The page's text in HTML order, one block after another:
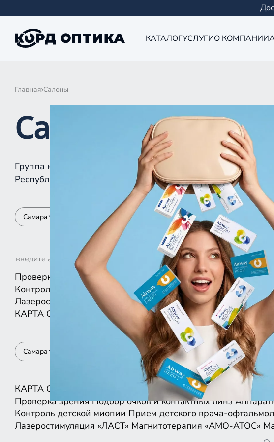
КАТАЛОГУСЛУГИО КОМПАНИИ
Главная Салоны
Салоны КОРД
Группа компаний «Корд Оптика» - это более 100 салонов в
Республике Татарстан, Самаре, Уфе, Рыбинске.
Самара
Проверка зрения Подбор очков и контактных линз
Контроль детской миопии
Прием детского врача-
Лазеростимуляция «ЛАСТ»
Магнитотерапия «АМО-АТОС»
КАРТА СПИСКОМ
Самара
КАРТА СПИСКОМ
Проверка зрения Подбор очков и контактных линз
Контроль детской миопии Прием детского врача-
Лазеростимуляция «ЛАСТ» Магнитотерапия «АМО-АТОС»